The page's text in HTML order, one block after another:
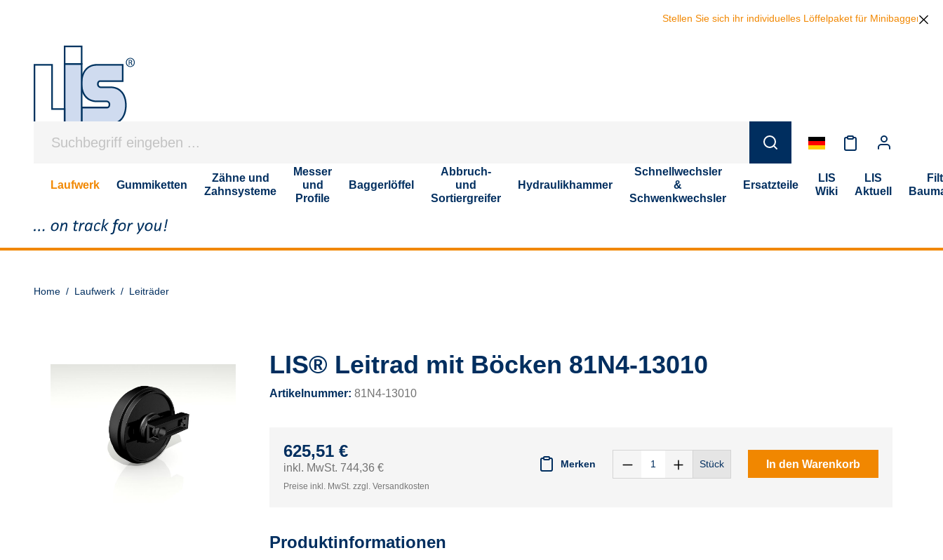
Stellen Sie sich ihr individuelles Löffelpaket für Minibagger
Laufwerk Gummiketten
Zähne und
Zahnsysteme
Messer
und
Profile
Baggerlöffel
Abbruch-
und
Sortiergreifer
Hydraulikhammer
Schnellwechsler
&
Schwenkwechsler
Ersatzteile
LIS
Wiki
LIS
Aktuell
Home / Laufwerk / Leiträder
LIS® Leitrad mit Böcken 81N4-13010
Artikelnummer: 81N4-13010
625,51 €
inkl. MwSt. 744,36 €
Preise inkl. MwSt. zzgl. Versandkosten
Merken Stück In den Warenkorb
Produktinformationen